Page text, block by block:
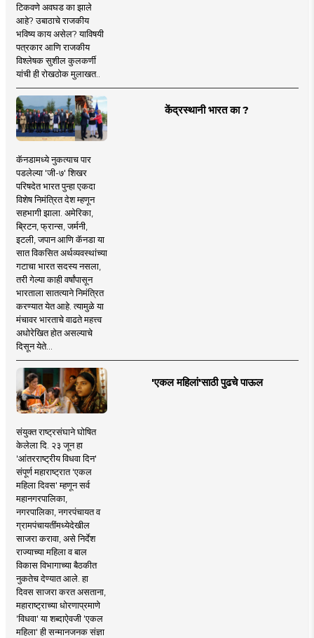
टिकवणे अवघड का झाले
आहे? उबाठाचे राजकीय
भविष्य काय असेल? याविषयी
पत्रकार आणि राजकीय
विश्लेषक सुशील कुलकर्णी
यांची ही रोखठोक मुलाखत..
केंद्रस्थानी भारत का ?
कॅनडामध्ये नुकत्याच पार
पडलेल्या 'जी-७' शिखर
परिषदेत भारत पुन्हा एकदा
विशेष निमंत्रित देश म्हणून
सहभागी झाला. अमेरिका,
ब्रिटन, फ्रान्स, जर्मनी,
इटली, जपान आणि कॅनडा या
सात विकसित अर्थव्यवस्थांच्या
गटाचा भारत सदस्य नसला,
तरी गेल्या काही वर्षांपासून
भारताला सातत्याने निमंत्रित
करण्यात येत आहे. त्यामुळे या
मंचावर भारताचे वाढते महत्त्व
अधोरेखित होत असल्याचे
दिसून येते...
'एकल महिलां'साठी पुढचे पाऊल
संयुक्त राष्ट्रसंघाने घोषित
केलेला दि. २३ जून हा
'आंतरराष्ट्रीय विधवा दिन'
संपूर्ण महाराष्ट्रात 'एकल
महिला दिवस' म्हणून सर्व
महानगरपालिका,
नगरपालिका, नगरपंचायत व
ग्रामपंचायतींमध्येदेखील
साजरा करावा, असे निर्देश
राज्याच्या महिला व बाल
विकास विभागाच्या बैठकीत
नुकतेच देण्यात आले. हा
दिवस साजरा करत असताना,
महाराष्ट्राच्या धोरणाप्रमाणे
'विधवा' या शब्दाऐवजी 'एकल
महिला' ही सन्मानजनक संज्ञा